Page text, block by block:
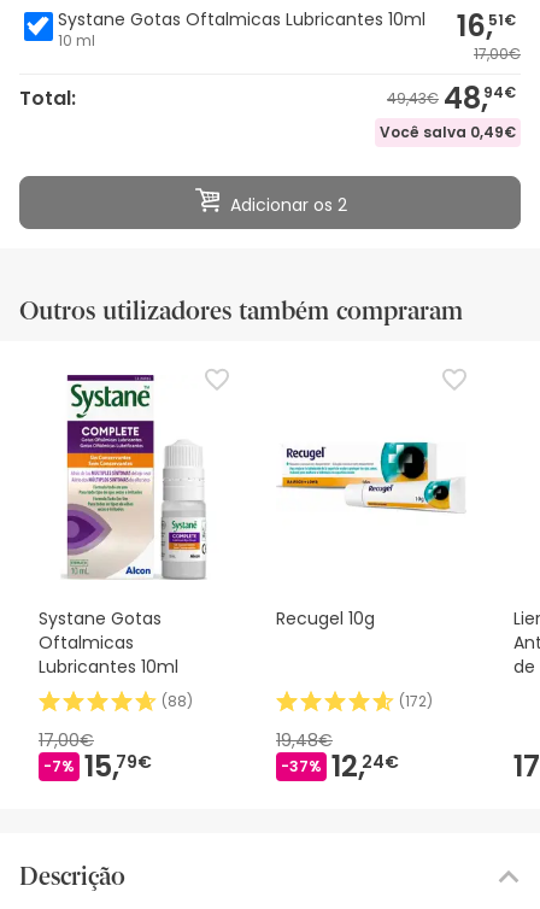
Systane Gotas Oftalmicas Lubricantes 10ml
10 ml 16,51€
17,00€
Total: 49,43€ 48,94€
Você salva 0,49€
Adicionar os 2
Outros utilizadores também compraram
Systane Gotas
Oftalmicas
Lubricantes 10ml
(88)
17,00€
-7% 15,79€
Recugel 10g
(172)
19,48€
-37% 12,24€
de
Descrição